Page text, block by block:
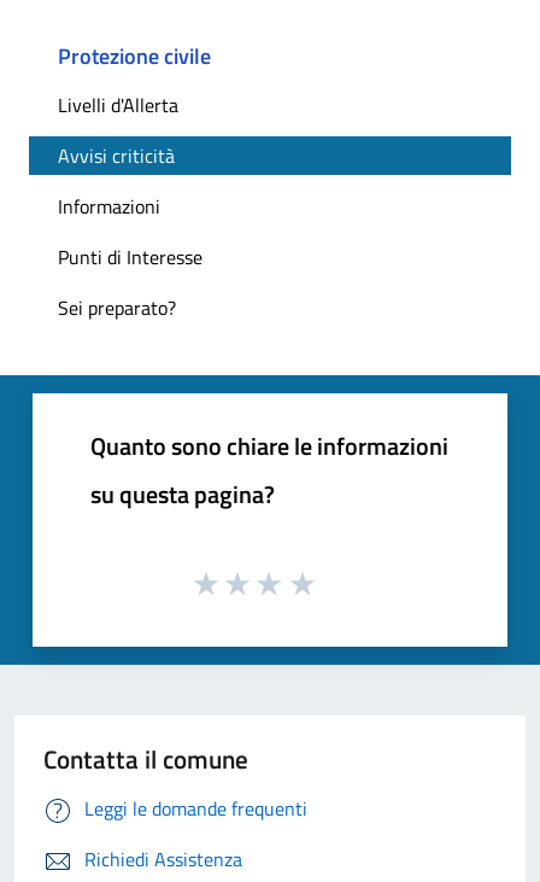
Protezione civile
Livelli d'Allerta
Avvisi criticità
Informazioni
Punti di Interesse
Sei preparato?
Quanto sono chiare le informazioni
su questa pagina?
Contatta il comune
Leggi le domande frequenti
Richiedi Assistenza